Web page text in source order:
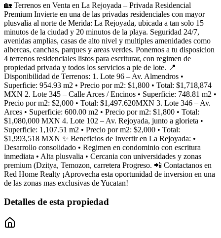
🏡 Terrenos en Venta en La Rejoyada – Privada Residencial
Premium Invierte en una de las privadas residenciales con mayor
plusvalia al norte de Merida: La Rejoyada, ubicada a tan solo 15
minutos de la ciudad y 20 minutos de la playa. Seguridad 24/7,
avenidas amplias, casas de alto nivel y multiples amenidades como
albercas, canchas, parques y areas verdes. Ponemos a tu disposicion
4 terrenos residenciales listos para escriturar, con regimen de
propiedad privada y todos los servicios a pie de lote. 📍
Disponibilidad de Terrenos: 1. Lote 96 – Av. Almendros •
Superficie: 954.93 m2 • Precio por m2: $1,800 • Total: $1,718,874
MXN 2. Lote 345 – Calle Arces / Encinos • Superficie: 748.81 m2 •
Precio por m2: $2,000 • Total: $1,497.620MXN 3. Lote 346 – Av.
Arces • Superficie: 600.00 m2 • Precio por m2: $1,800 • Total:
$1,080,000 MXN 4. Lote 102 – Av. Rejoyada, junto a glorieta •
Superficie: 1,107.51 m2 • Precio por m2: $2,000 • Total:
$1,993,518 MXN ✨ Beneficios de Invertir en La Rejoyada: •
Desarrollo consolidado • Regimen en condominio con escritura
inmediata • Alta plusvalia • Cercania con universidades y zonas
premium (Dzitya, Temozon, carretera Progreso. 📲 Contactanos en
Red Home Realty ¡Aprovecha esta oportunidad de inversion en una
de las zonas mas exclusivas de Yucatan!
Detalles de esta propiedad